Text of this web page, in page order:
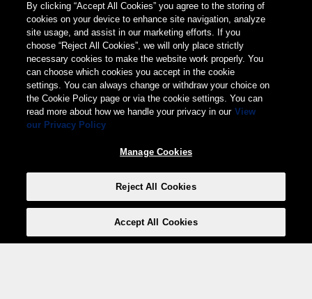
By clicking “Accept All Cookies” you agree to the storing of
cookies on your device to enhance site navigation, analyze
site usage, and assist in our marketing efforts. If you
choose “Reject All Cookies”, we will only place strictly
necessary cookies to make the website work properly. You
can choose which cookies you accept in the cookie
settings. You can always change or withdraw your choice on
the Cookie Policy page or via the cookie settings. You can
read more about how we handle your privacy in our View
our Privacy Policy
Manage Cookies
Reject All Cookies
Accept All Cookies